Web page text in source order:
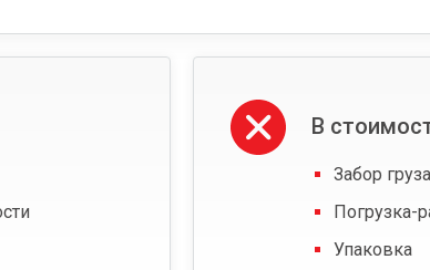
В
Забор
Погрузка-
Упаковка